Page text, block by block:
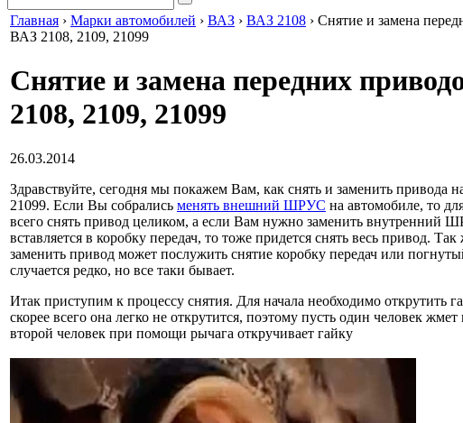
Главная › Марки автомобилей › ВАЗ › ВАЗ 2108 › Снятие и замена
ВАЗ 2108, 2109, 21099
Снятие и замена передних
2108, 2109, 21099
26.03.2014
Здравствуйте, сегодня мы покажем Вам, как снять и заменить привода
21099. Если Вы собрались менять внешний ШРУС на автомобиле, то
всего снять привод целиком, а если Вам нужно заменить внутренний
вставляется в коробку передач, то тоже придется снять весь привод.
заменить привод может послужить снятие коробку передач или
случается редко, но все таки бывает.
Итак приступим к процессу снятия. Для начала необходимо открутить
скорее всего она легко не открутится, поэтому пусть один человек жмет
второй человек при помощи рычага откручивает гайку